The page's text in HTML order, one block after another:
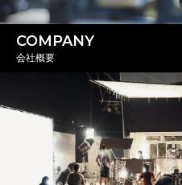
COMPANY
会社概要